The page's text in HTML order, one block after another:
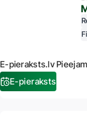
E-pieraksts.lv
E-pieraksts